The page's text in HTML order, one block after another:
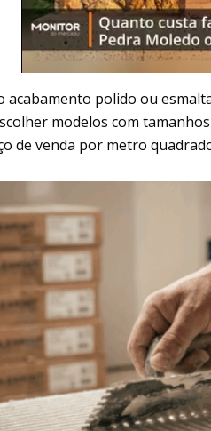
acabamento polido ou
modelos com
de venda por metro